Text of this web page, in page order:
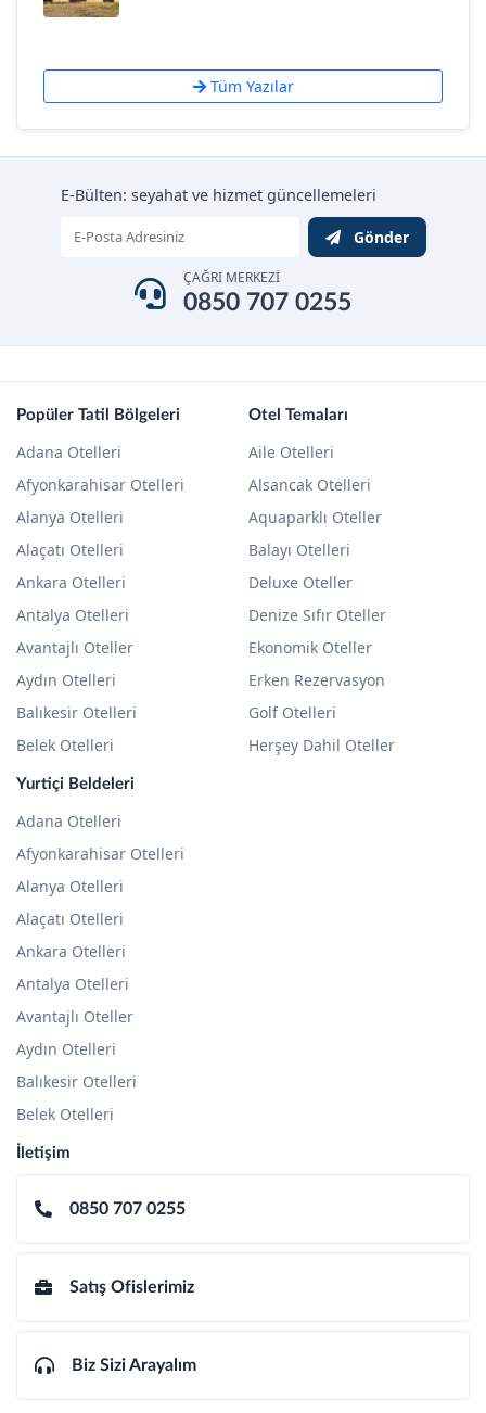
Tüm Yazılar
E-Bülten: seyahat ve hizmet güncellemeleri
Gönder
ÇAĞRI MERKEZİ
0850 707 0255
Popüler Tatil Bölgeleri
Adana Otelleri
Afyonkarahisar Otelleri
Alanya Otelleri
Alaçatı Otelleri
Ankara Otelleri
Antalya Otelleri
Avantajlı Oteller
Aydın Otelleri
Balıkesir Otelleri
Belek Otelleri
Otel Temaları
Aile Otelleri
Alsancak Otelleri
Aquaparklı Oteller
Balayı Otelleri
Deluxe Oteller
Denize Sıfır Oteller
Ekonomik Oteller
Erken Rezervasyon
Golf Otelleri
Herşey Dahil Oteller
Yurtiçi Beldeleri
Adana Otelleri
Afyonkarahisar Otelleri
Alanya Otelleri
Alaçatı Otelleri
Ankara Otelleri
Antalya Otelleri
Avantajlı Oteller
Aydın Otelleri
Balıkesir Otelleri
Belek Otelleri
İletişim
0850 707 0255
Satış Ofislerimiz
Biz Sizi Arayalım